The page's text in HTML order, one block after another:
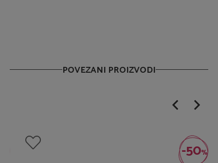
POVEZANI PROIZVODI
-50%